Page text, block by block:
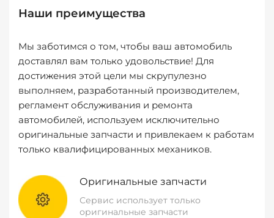
Наши преимущества
Мы заботимся о том, чтобы ваш автомобиль
доставлял вам только удовольствие! Для
достижения этой цели мы скрупулезно
выполняем, разработанный производителем,
регламент обслуживания и ремонта
автомобилей, используем исключительно
оригинальные запчасти и привлекаем к работам
только квалифицированных механиков.
Оригинальные запчасти
Сервис использует только
оригинальные запчасти